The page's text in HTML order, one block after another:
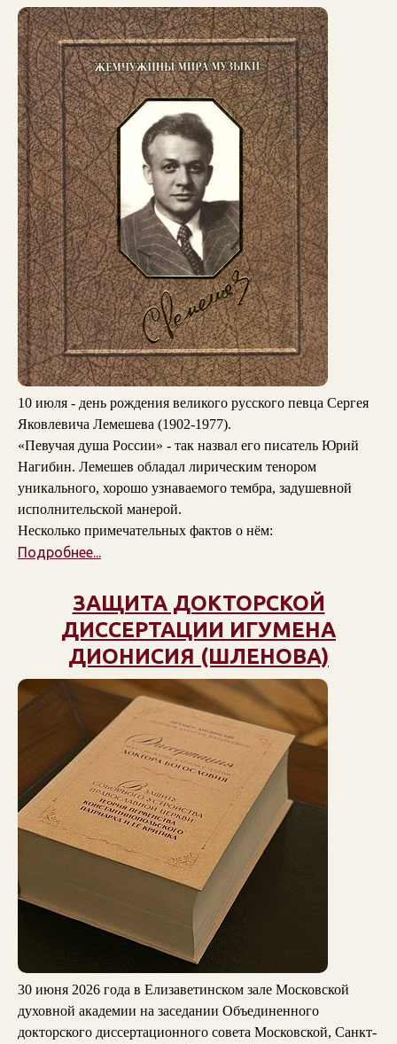
10 июля - день рождения великого русского певца Сергея
Яковлевича Лемешева (1902-1977).
«Певучая душа России» - так назвал его писатель Юрий
Нагибин. Лемешев обладал лирическим тенором
уникального, хорошо узнаваемого тембра, задушевной
исполнительской манерой.
Несколько примечательных фактов о нём:
Подробнее...
ЗАЩИТА ДОКТОРСКОЙ
ДИССЕРТАЦИИ ИГУМЕНА
ДИОНИСИЯ (ШЛЕНОВА)
30 июня 2026 года в Елизаветинском зале Московской
духовной академии на заседании Объединенного
докторского диссертационного совета Московской, Санкт-